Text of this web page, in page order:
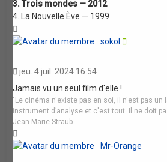
3. Trois mondes — 2012
4. La Nouvelle Ève — 1999
sokol
jeu. 4 juil. 2024 16:54
Jamais vu un seul film d'elle !
"Le cinéma n'existe pas en soi, il n'est pas un
instrument d’analyse et c'est tout. Il ne doit
Jean-Marie Straub
Mr-Orange